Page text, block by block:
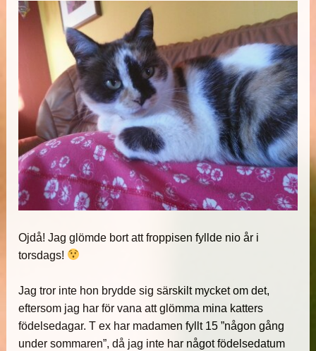
Ojdå! Jag glömde bort att froppisen fyllde nio år i
torsdags!
Jag tror inte hon brydde sig särskilt mycket om det,
eftersom jag har för vana att glömma mina katters
födelsedagar. T ex har madamen fyllt 15 ”någon gång
under sommaren”, då jag inte har något födelsedatum